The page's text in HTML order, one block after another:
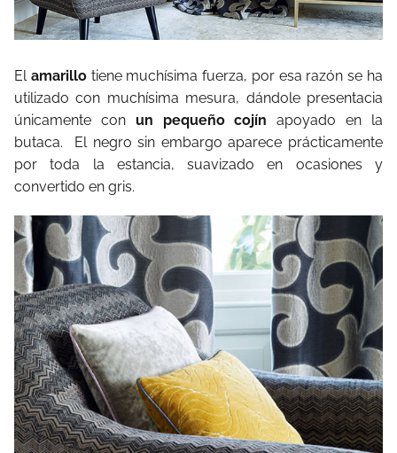
El amarillo tiene muchísima fuerza, por esa razón se ha
utilizado con muchísima mesura, dándole presentacia
únicamente con un pequeño cojín apoyado en la
butaca. El negro sin embargo aparece prácticamente
por toda la estancia, suavizado en ocasiones y
convertido en gris.